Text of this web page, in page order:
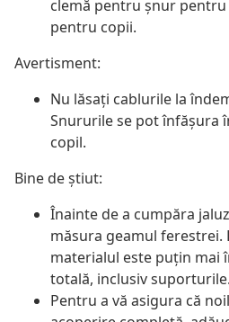
clemă pentru șnur
pentru copii.
Avertisment:
Nu lăsați cablurile la
Snururile se pot înfăşura
copil.
Bine de știut:
Înainte de a cumpăra
măsura geamul
materialul este puțin mai
totală, inclusiv suporturile.
Pentru a vă asigura că